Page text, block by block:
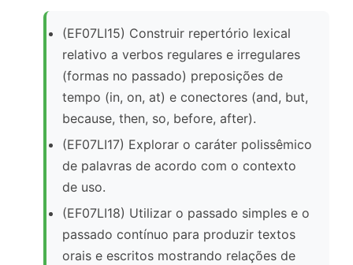
(EF07LI15) Construir repertório lexical
relativo a verbos regulares e irregulares
(formas no passado) preposições de
tempo (in, on, at) e conectores (and, but,
because, then, so, before, after).
(EF07LI17) Explorar o caráter polissêmico
de palavras de acordo com o contexto
de uso.
(EF07LI18) Utilizar o passado simples e o
passado contínuo para produzir textos
orais e escritos mostrando relações de